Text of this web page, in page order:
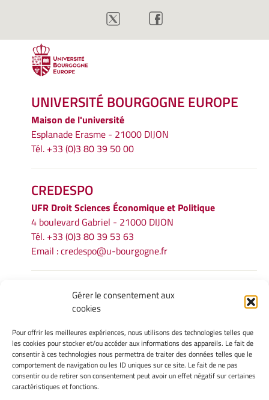
Gérer le consentement aux
cookies
Pour offrir les meilleures expériences, nous utilisons des technologies telles que
les cookies pour stocker et/ou accéder aux informations des appareils. Le fait de
consentir à ces technologies nous permettra de traiter des données telles que le
comportement de navigation ou les ID uniques sur ce site. Le fait de ne pas
consentir ou de retirer son consentement peut avoir un effet négatif sur certaines
caractéristiques et fonctions.
UNIVERSITÉ BOURGOGNE EUROPE
Maison de l'université
Esplanade Erasme - 21000 DIJON
Tél. +33 (0)3 80 39 50 00
CREDESPO
UFR Droit Sciences Économique et Politique
4 boulevard Gabriel - 21000 DIJON
Tél. +33 (0)3 80 39 53 63
Email :credespo@u-bourgogne.fr
INFORMATIONS LÉGALES
Mentions légales
Politique de cookies
Déclaration de confidentialité
Avertissement